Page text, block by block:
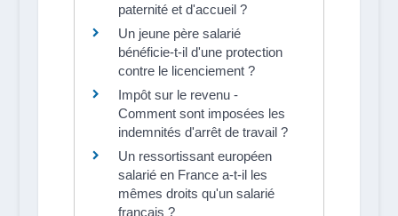
paternité et d'accueil ?
Un jeune père salarié
bénéficie-t-il d'une protection
contre le licenciement ?
Impôt sur le revenu -
Comment sont imposées les
indemnités d'arrêt de travail ?
Un ressortissant européen
salarié en France a-t-il les
mêmes droits qu'un salarié
français ?